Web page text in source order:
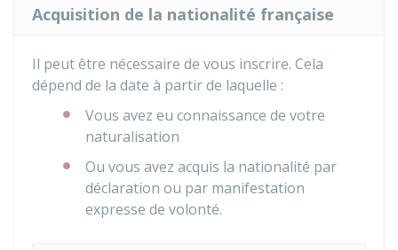
Acquisition de la nationalité française
Il peut être nécessaire de vous inscrire. Cela
dépend de la date à partir de laquelle :
Vous avez eu connaissance de votre
naturalisation
Ou vous avez acquis la nationalité par
déclaration ou par manifestation
expresse de volonté.